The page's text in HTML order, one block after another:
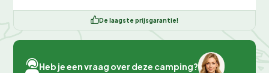
De laagste prijsgarantie!
Heb je een vraag over deze camping?